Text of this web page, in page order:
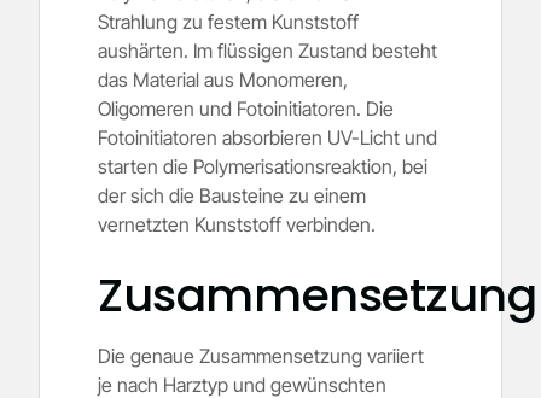
Strahlung zu festem Kunststoff
aushärten. Im flüssigen Zustand besteht
das Material aus Monomeren,
Oligomeren und Fotoinitiatoren. Die
Fotoinitiatoren absorbieren UV-Licht und
starten die Polymerisationsreaktion, bei
der sich die Bausteine zu einem
vernetzten Kunststoff verbinden.
Zusammensetzung
Die genaue Zusammensetzung variiert
je nach Harztyp und gewünschten